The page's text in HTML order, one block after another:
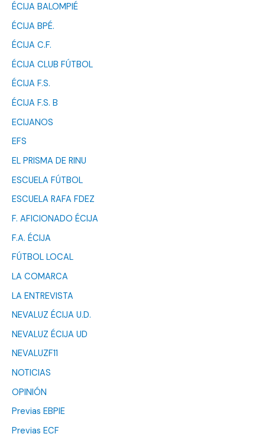
ÉCIJA BALOMPIÉ
ÉCIJA BPÉ.
ÉCIJA C.F.
ÉCIJA CLUB FÚTBOL
ÉCIJA F.S.
ÉCIJA F.S. B
ECIJANOS
EFS
EL PRISMA DE RINU
ESCUELA FÚTBOL
ESCUELA RAFA FDEZ
F. AFICIONADO ÉCIJA
F.A. ÉCIJA
FÚTBOL LOCAL
LA COMARCA
LA ENTREVISTA
NEVALUZ ÉCIJA U.D.
NEVALUZ ÉCIJA UD
NEVALUZF11
NOTICIAS
OPINIÓN
Previas EBPIE
Previas ECF